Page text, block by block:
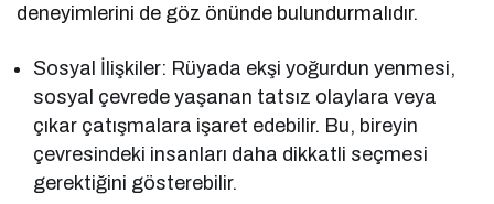
deneyimlerini de göz önünde bulundurmalıdır.
Sosyal İlişkiler: Rüyada ekşi yoğurdun yenmesi,
sosyal çevrede yaşanan tatsız olaylara veya
çıkar çatışmalara işaret edebilir. Bu, bireyin
çevresindeki insanları daha dikkatli seçmesi
gerektiğini gösterebilir.